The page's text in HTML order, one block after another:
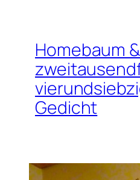
Homebaum
Gedicht